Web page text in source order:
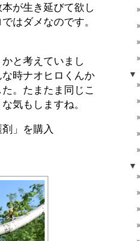
が生き延びて欲し
はダメなのです。
と考えていまし
時ナオヒロくんか
。たまたま同じこ
気もしますね。
」を購入
▼
▼